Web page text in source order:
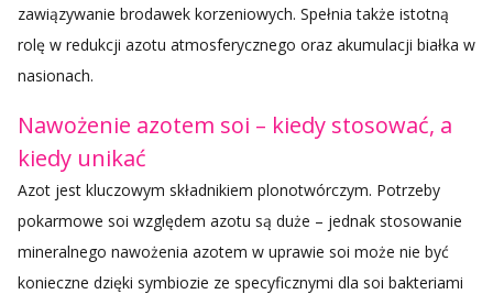
zawiązywanie brodawek korzeniowych. Spełnia także istotną
rolę w redukcji azotu atmosferycznego oraz akumulacji białka w
nasionach.
Nawożenie azotem soi – kiedy stosować, a
kiedy unikać
Azot jest kluczowym składnikiem plonotwórczym. Potrzeby
pokarmowe soi względem azotu są duże – jednak stosowanie
mineralnego nawożenia azotem w uprawie soi może nie być
konieczne dzięki symbiozie ze specyficznymi dla soi bakteriami